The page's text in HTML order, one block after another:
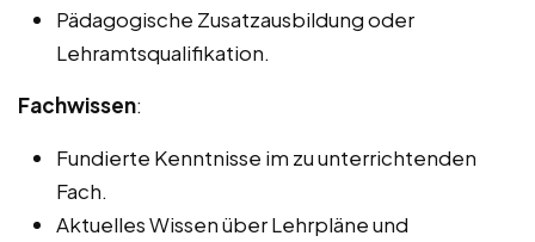
Pädagogische Zusatzausbildung oder
Lehramtsqualifikation.
Fachwissen:
Fundierte Kenntnisse im zu unterrichtenden
Fach.
Aktuelles Wissen über Lehrpläne und